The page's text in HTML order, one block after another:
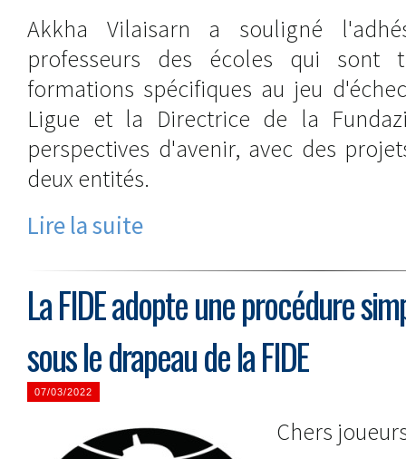
Akkha Vilaisarn a souligné
professeurs des écoles qui sont
formations spécifiques au jeu
Ligue et la Directrice de la
perspectives d'avenir, avec des
deux entités.
Lire la suite
La FIDE adopte une procédure
sous le drapeau de la FIDE
07/03/2022
Chers